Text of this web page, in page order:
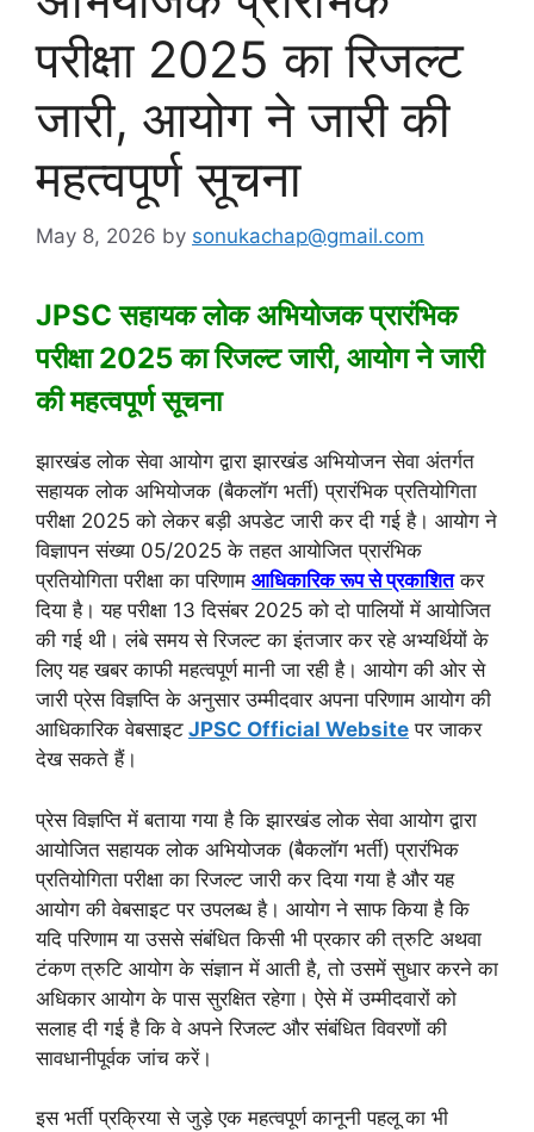
परीक्षा 2025 का रिजल्ट
जारी, आयोग ने जारी की
महत्वपूर्ण सूचना
May 8, 2026 by sonukachap@gmail.com
JPSC सहायक लोक अभियोजक प्रारंभिक
परीक्षा 2025 का रिजल्ट जारी, आयोग ने जारी
की महत्वपूर्ण सूचना
झारखंड लोक सेवा आयोग द्वारा झारखंड अभियोजन सेवा अंतर्गत
सहायक लोक अभियोजक (बैकलॉग भर्ती) प्रारंभिक प्रतियोगिता
परीक्षा 2025 को लेकर बड़ी अपडेट जारी कर दी गई है। आयोग ने
विज्ञापन संख्या 05/2025 के तहत आयोजित प्रारंभिक
प्रतियोगिता परीक्षा का परिणाम आधिकारिक रूप से प्रकाशितकर
दिया है। यह परीक्षा 13 दिसंबर 2025 को दो पालियों में आयोजित
की गई थी। लंबे समय से रिजल्ट का इंतजार कर रहे अभ्यर्थियों के
लिए यह खबर काफी महत्वपूर्ण मानी जा रही है। आयोग की ओर से
जारी प्रेस विज्ञप्ति के अनुसार उम्मीदवार अपना परिणाम आयोग की
आधिकारिक वेबसाइट JPSC Official Website पर जाकर
देख सकते हैं।
प्रेस विज्ञप्ति में बताया गया है कि झारखंड लोक सेवा आयोग द्वारा
आयोजित सहायक लोक अभियोजक (बैकलॉग भर्ती) प्रारंभिक
प्रतियोगिता परीक्षा का रिजल्ट जारी कर दिया गया है और यह
आयोग की वेबसाइट पर उपलब्ध है। आयोग ने साफ किया है कि
यदि परिणाम या उससे संबंधित किसी भी प्रकार की त्रुटि अथवा
टंकण त्रुटि आयोग के संज्ञान में आती है, तो उसमें सुधार करने का
अधिकार आयोग के पास सुरक्षित रहेगा। ऐसे में उम्मीदवारों को
सलाह दी गई है कि वे अपने रिजल्ट और संबंधित विवरणों की
सावधानीपूर्वक जांच करें।
इस भर्ती प्रक्रिया से जुड़े एक महत्वपूर्ण कानूनी पहलू का भी